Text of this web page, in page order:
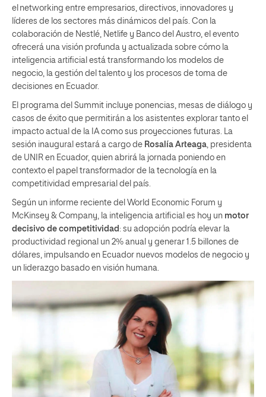
el networking entre empresarios, directivos, innovadores y
líderes de los sectores más dinámicos del país. Con la
colaboración de Nestlé, Netlife y Banco del Austro, el evento
ofrecerá una visión profunda y actualizada sobre cómo la
inteligencia artificial está transformando los modelos de
negocio, la gestión del talento y los procesos de toma de
decisiones en Ecuador.
El programa del Summit incluye ponencias, mesas de diálogo y
casos de éxito que permitirán a los asistentes explorar tanto el
impacto actual de la IA como sus proyecciones futuras. La
sesión inaugural estará a cargo de Rosalía Arteaga , presidenta
de UNIR en Ecuador, quien abrirá la jornada poniendo en
contexto el papel transformador de la tecnología en la
competitividad empresarial del país.
Según un informe reciente del World Economic Forum y
McKinsey & Company, la inteligencia artificial es hoy un motor
decisivo de competitividad : su adopción podría elevar la
productividad regional un 2% anual y generar 1.5 billones de
dólares, impulsando en Ecuador nuevos modelos de negocio y
un liderazgo basado en visión humana.